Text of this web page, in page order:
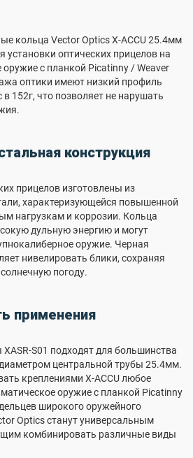
кольца Vector Optics X-ACCU 25.4мм
установки оптических прицелов на
оружие с планкой Picatinny / Weaver
оптики имеют низкий профиль
152г, что позволяет не нарушать
конструкция
прицелов изготовлены из
характеризующейся повышенной
нагрузкам и коррозии. Кольца
дульную энергию и могут
оружие. Черная
нивелировать блики, сохраняя
погоду.
применения
S01 подходят для большинства
центральной трубы 25.4мм.
креплениями X-ACCU любое
оружие с планкой Picatinny
широкого оружейного
Optics станут универсальным
комбинировать различные виды